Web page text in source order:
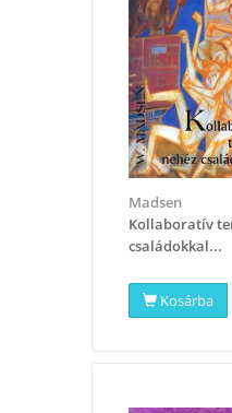
Madsen
Kollaboratív
családokkal...
Kosárba